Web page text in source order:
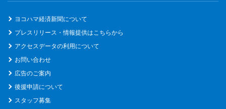
ヨコハマ経済新聞について
プレスリリース・情報提供はこちらから
アクセスデータの利用について
お問い合わせ
広告のご案内
後援申請について
スタッフ募集